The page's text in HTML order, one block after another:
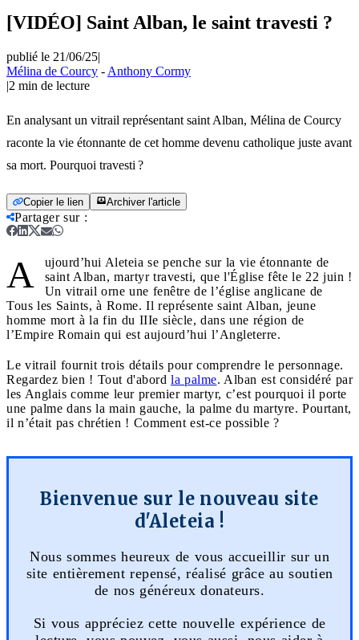
[VIDÉO] Saint Alban, le saint travesti ?
publié le 21/06/25|
Mélina de Courcy - Anthony Cormy
|2 min de lecture
En analysant un vitrail représentant saint Alban, Mélina de Courcy
raconte la vie étonnante de cet homme devenu catholique juste avant
sa mort. Pourquoi travesti ?
Copier le lien Archiver l'article
Partager sur:
A
ujourd’hui Aleteia se penche sur la vie étonnante de
saint Alban, martyr travesti, que l'Église fête le 22 juin !
Un vitrail orne une fenêtre de l’église anglicane de
Tous les Saints, à Rome. Il représente saint Alban, jeune
homme mort à la fin du IIIe siècle, dans une région de
l’Empire Romain qui est aujourd’hui l’Angleterre.
Le vitrail fournit trois détails pour comprendre le personnage.
Regardez bien ! Tout d'abord la palme. Alban est considéré par
les Anglais comme leur premier martyr, c’est pourquoi il porte
une palme dans la main gauche, la palme du martyre. Pourtant,
il n’était pas chrétien ! Comment est-ce possible ?
Bienvenue sur le nouveau site
d'Aleteia !
Nous sommes heureux de vous accueillir sur un
site entièrement repensé, réalisé grâce au soutien
de nos généreux donateurs.
Si vous appréciez cette nouvelle expérience de